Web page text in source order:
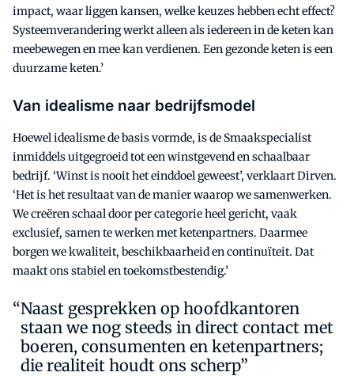
impact, waar liggen kansen, welke keuzes hebben echt effect?
Systeemverandering werkt alleen als iedereen in de keten kan
meebewegen en mee kan verdienen. Een gezonde keten is een
duurzame keten.’
Van idealisme naar bedrijfsmodel
Hoewel idealisme de basis vormde, is de Smaakspecialist
inmiddels uitgegroeid tot een winstgevend en schaalbaar
bedrijf. ‘Winst is nooit het einddoel geweest’, verklaart Dirven.
‘Het is het resultaat van de manier waarop we samenwerken.
We creëren schaal door per categorie heel gericht, vaak
exclusief, samen te werken met ketenpartners. Daarmee
borgen we kwaliteit, beschikbaarheid en continuïteit. Dat
maakt ons stabiel en toekomstbestendig.’
Naast gesprekken op hoofdkantoren
staan we nog steeds in direct contact met
boeren, consumenten en ketenpartners;
die realiteit houdt ons scherp”